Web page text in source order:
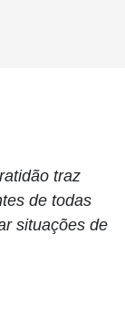
traz
de todas
situações de